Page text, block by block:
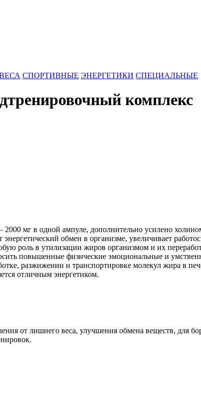
СПОРТИВНЫЕ ЭНЕРГЕТИКИ СПЕЦИАЛЬНЫЕ
комплекс
мг в одной ампуле, дополнительно усилено
энергетический обмен в организме, увеличивает
роль в утилизации жиров организмом и их
повышенные физические эмоциональные и
разжижении и транспортировке молекул жира в
отличным энергетиком.
от лишнего веса, улучшения обмена веществ, для